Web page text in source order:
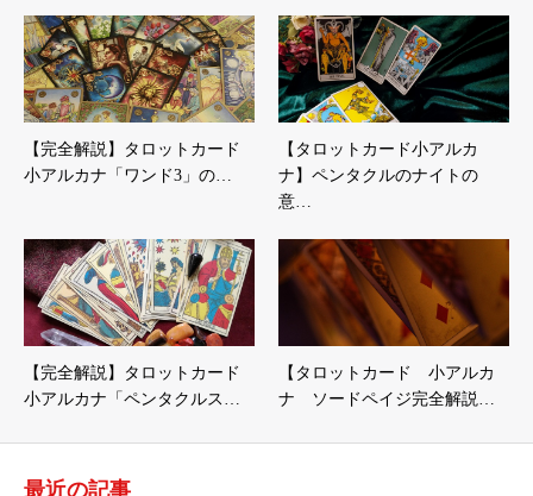
【完全解説】タロットカード
小アルカナ「ワンド3」の…
【タロットカード小アルカ
ナ】ペンタクルのナイトの
意…
【完全解説】タロットカード
小アルカナ「ペンタクルス…
【タロットカード 小アルカ
ナ ソードペイジ完全解説…
最近の記事